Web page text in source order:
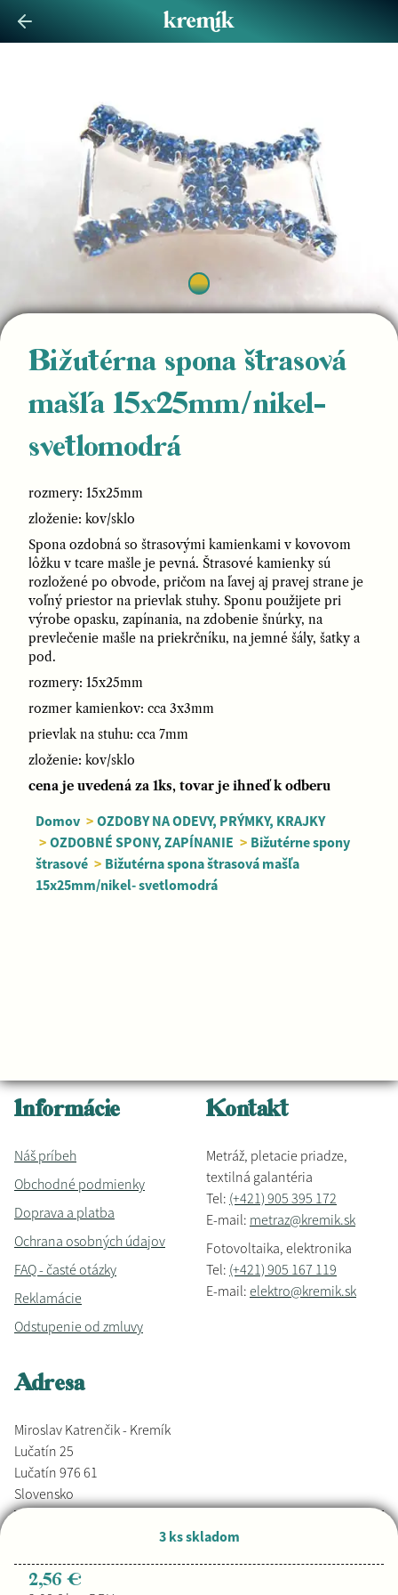
Bižutérna spona štrasová
mašľa 15x25mm/nikel-
svetlomodrá
rozmery: 15x25mm
zloženie: kov/sklo
Spona ozdobná so štrasovými kamienkami v kovovom
lôžku v tcare mašle je pevná. Štrasové kamienky sú
rozložené po obvode, pričom na ľavej aj pravej strane je
voľný priestor na prievlak stuhy. Sponu použijete pri
výrobe opasku, zapínania, na zdobenie šnúrky, na
prevlečenie mašle na priekrčníku, na jemné šály, šatky a
pod.
rozmery: 15x25mm
rozmer kamienkov: cca 3x3mm
prievlak na stuhu: cca 7mm
zloženie: kov/sklo
cena je uvedená za 1ks, tovar je ihneď k odberu
Domov > OZDOBY NA ODEVY, PRÝMKY, KRAJKY
> OZDOBNÉ SPONY, ZAPÍNANIE > Bižutérne spony
štrasové > Bižutérna spona štrasová mašľa
15x25mm/nikel- svetlomodrá
3 ks skladom
2,56 €
Informácie
Náš príbeh
Obchodné podmienky
Doprava a platba
Ochrana osobných údajov
FAQ - časté otázky
Reklamácie
Odstupenie od zmluvy
Kontakt
Metráž, pletacie priadze,
textilná galantéria
Tel: (+421) 905 395 172
E-mail: metraz@kremik.sk
Fotovoltaika, elektronika
Tel: (+421) 905 167 119
E-mail: elektro@kremik.sk
Adresa
Miroslav Katrenčik - Kremík
Lučatín 25
Lučatín 976 61
Slovensko